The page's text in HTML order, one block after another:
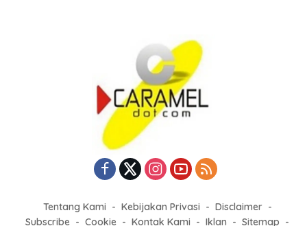
Tentang Kami Kebijakan Privasi
Disclaimer
Subscribe
Cookie Kontak Kami Iklan Sitemap